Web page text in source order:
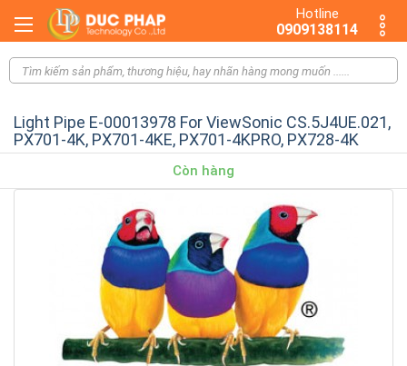
Hotline
0909138114
Light Pipe E-00013978 For ViewSonic CS.5J4UE.021,
PX701-4K, PX701-4KE, PX701-4KPRO, PX728-4K
Còn hàng